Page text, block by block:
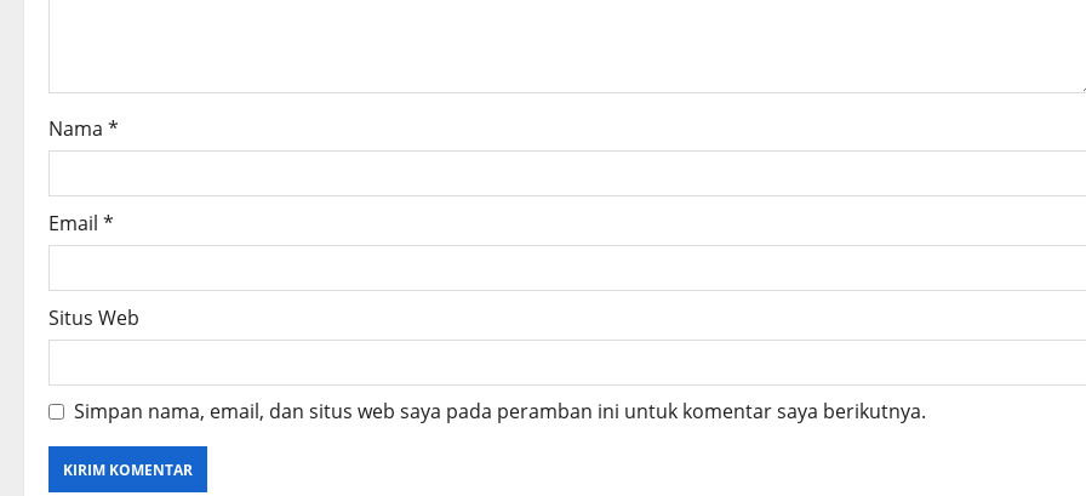
o
n
Nama *
Email *
Situs Web
Simpan nama, email, dan situs web saya pada peramban ini untuk komentar saya berikutnya.